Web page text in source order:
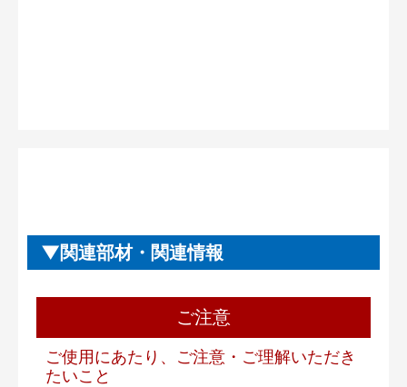
関連部材・関連情報
ご注意
ご使用にあたり、ご注意・ご理解いただき
たいこと